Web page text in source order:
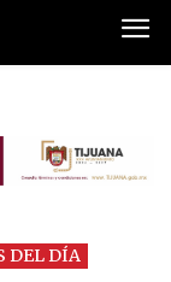
DEL DÍA